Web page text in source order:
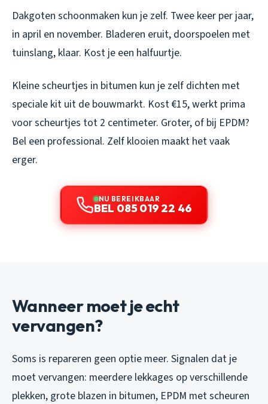
Dakgoten schoonmaken kun je zelf. Twee keer per jaar,
in april en november. Bladeren eruit, doorspoelen met
tuinslang, klaar. Kost je een halfuurtje.
Kleine scheurtjes in bitumen kun je zelf dichten met
speciale kit uit de bouwmarkt. Kost €15, werkt prima
voor scheurtjes tot 2 centimeter. Groter, of bij EPDM?
Bel een professional. Zelf klooien maakt het vaak
erger.
NU BEREIKBAAR
BEL 085 019 22 46
Wanneer moet je echt
vervangen?
Soms is repareren geen optie meer. Signalen dat je
moet vervangen: meerdere lekkages op verschillende
plekken, grote blazen in bitumen, EPDM met scheuren